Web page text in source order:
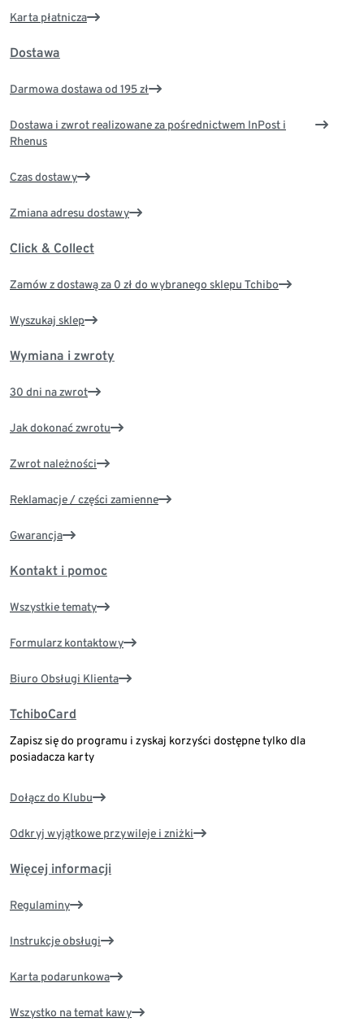
Karta płatnicza
Dostawa
Darmowa dostawa od 195 zł
Dostawa i zwrot realizowane za pośrednictwem InPost i
Rhenus
Czas dostawy
Zmiana adresu dostawy
Click & Collect
Zamów z dostawą za 0 zł do wybranego sklepu Tchibo
Wyszukaj sklep
Wymiana i zwroty
30 dni na zwrot
Jak dokonać zwrotu
Zwrot należności
Reklamacje / części zamienne
Gwarancja
Kontakt i pomoc
Wszystkie tematy
Formularz kontaktowy
Biuro Obsługi Klienta
TchiboCard
Zapisz się do programu i zyskaj korzyści dostępne tylko dla
posiadacza karty
Dołącz do Klubu
Odkryj wyjątkowe przywileje i zniżki
Więcej informacji
Regulaminy
Instrukcje obsługi
Karta podarunkowa
Wszystko na temat kawy